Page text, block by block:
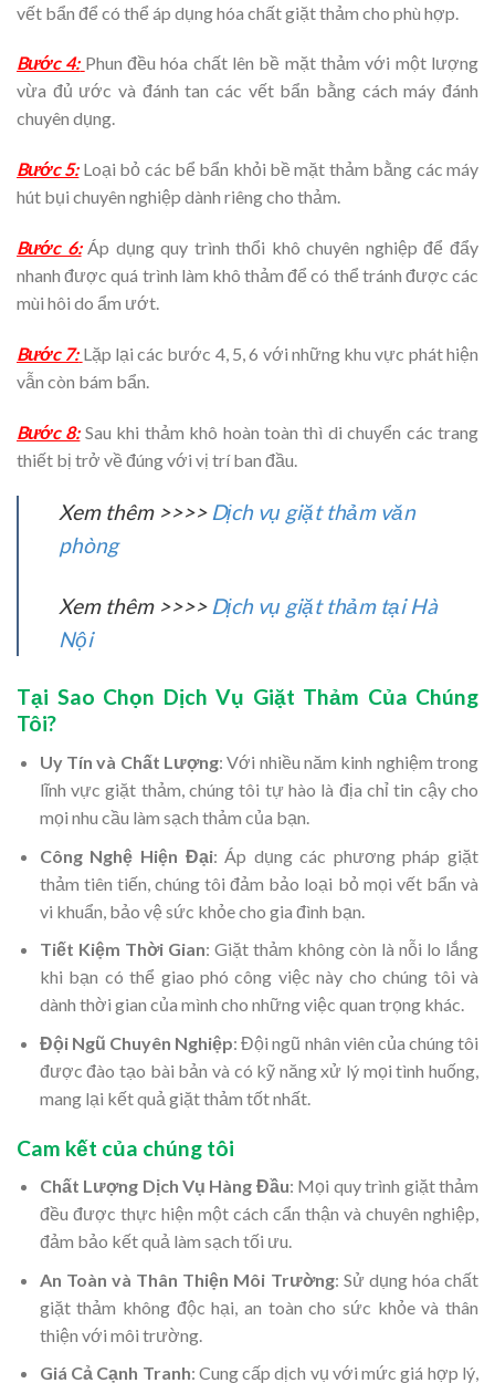
vết bẩn để có thể áp dụng hóa chất giặt thảm cho phù hợp.
Bước 4: Phun đều hóa chất lên bề mặt thảm với một lượng
vừa đủ ước và đánh tan các vết bẩn bằng cách máy đánh
chuyên dụng.
Bước 5:Loại bỏ các bể bẩn khỏi bề mặt thảm bằng các máy
hút bụi chuyên nghiệp dành riêng cho thảm.
Bước 6:Áp dụng quy trình thổi khô chuyên nghiệp để đẩy
nhanh được quá trình làm khô thảm để có thể tránh được các
mùi hôi do ẩm ướt.
Bước 7: Lặp lại các bước 4, 5, 6 với những khu vực phát hiện
vẫn còn bám bẩn.
Bước 8:Sau khi thảm khô hoàn toàn thì di chuyển các trang
thiết bị trở về đúng với vị trí ban đầu.
Xem thêm >>>> Dịch vụ giặt thảm văn
phòng
Xem thêm >>>> Dịch vụ giặt thảm tại Hà
Nội
Tại Sao Chọn Dịch Vụ Giặt Thảm Của Chúng
Tôi?
Uy Tín và Chất Lượng: Với nhiều năm kinh nghiệm trong
lĩnh vực giặt thảm, chúng tôi tự hào là địa chỉ tin cậy cho
mọi nhu cầu làm sạch thảm của bạn.
Công Nghệ Hiện Đại: Áp dụng các phương pháp giặt
thảm tiên tiến, chúng tôi đảm bảo loại bỏ mọi vết bẩn và
vi khuẩn, bảo vệ sức khỏe cho gia đình bạn.
Tiết Kiệm Thời Gian: Giặt thảm không còn là nỗi lo lắng
khi bạn có thể giao phó công việc này cho chúng tôi và
dành thời gian của mình cho những việc quan trọng khác.
Đội Ngũ Chuyên Nghiệp: Đội ngũ nhân viên của chúng tôi
được đào tạo bài bản và có kỹ năng xử lý mọi tình huống,
mang lại kết quả giặt thảm tốt nhất.
Cam kết của chúng tôi
Chất Lượng Dịch Vụ Hàng Đầu: Mọi quy trình giặt thảm
đều được thực hiện một cách cẩn thận và chuyên nghiệp,
đảm bảo kết quả làm sạch tối ưu.
An Toàn và Thân Thiện Môi Trường: Sử dụng hóa chất
giặt thảm không độc hại, an toàn cho sức khỏe và thân
thiện với môi trường.
Giá Cả Cạnh Tranh: Cung cấp dịch vụ với mức giá hợp lý,